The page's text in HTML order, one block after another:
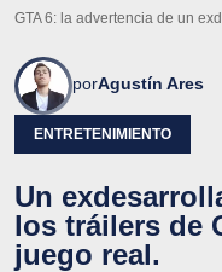
GTA 6: la advertencia de un
porAgustín Ares
ENTRETENIMIENTO
Un
los tráilers de
juego real.